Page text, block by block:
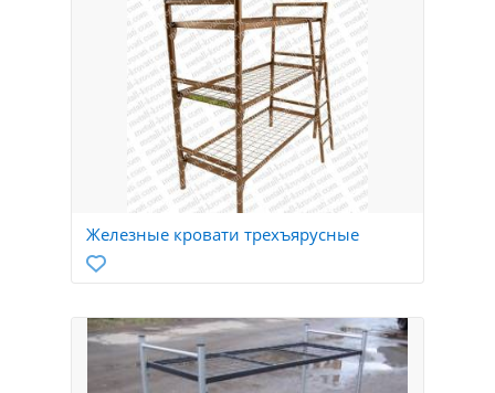
Железные кровати трехъярусные